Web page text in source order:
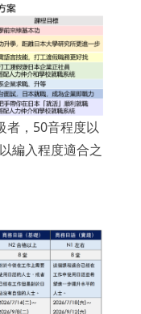
者，50音程度以
編入程度適合之